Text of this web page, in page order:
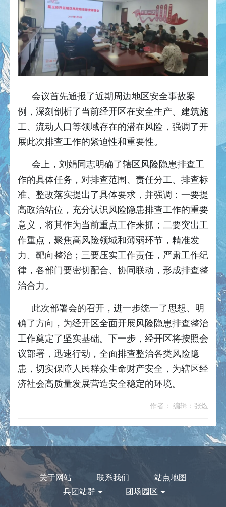
会议首先通报了近期周边地区安全事故案
例，深刻剖析了当前经开区在安全生产、建筑施
工、流动人口等领域存在的潜在风险，强调了开
展此次排查工作的紧迫性和重要性。
会上，刘娟同志明确了辖区风险隐患排查工
作的具体任务，对排查范围、责任分工、排查标
准、整改落实提出了具体要求，并强调：一要提
高政治站位，充分认识风险隐患排查工作的重要
意义，将其作为当前重点工作来抓；二要突出工
作重点，聚焦高风险领域和薄弱环节，精准发
力、靶向整治；三要压实工作责任，严肃工作纪
律，各部门要密切配合、协同联动，形成排查整
治合力。
此次部署会的召开，进一步统一了思想、明
确了方向，为经开区全面开展风险隐患排查整治
工作奠定了坚实基础。下一步，经开区将按照会
议部署，迅速行动，全面排查整治各类风险隐
患，切实保障人民群众生命财产安全，为辖区经
济社会高质量发展营造安全稳定的环境。
作者： 编辑：张煜
关于网站 联系我们
站点地图
兵团站群
团场园区